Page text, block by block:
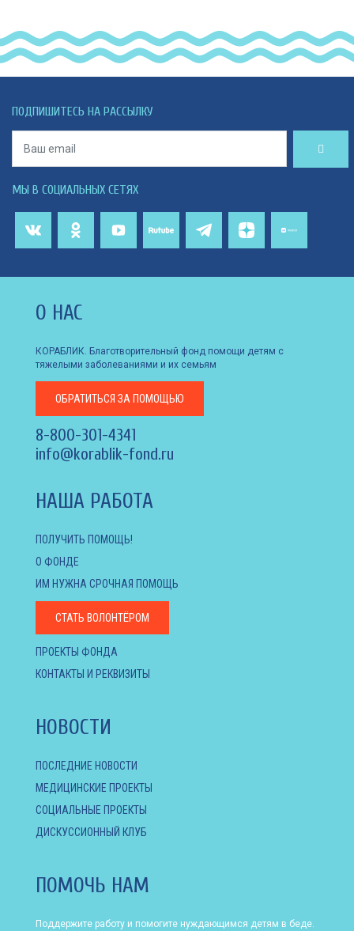
ПОДПИШИТЕСЬ НА РАССЫЛКУ
МЫ В СОЦИАЛЬНЫХ СЕТЯХ
О НАС
КОРАБЛИК. Благотворительный фонд помощи детям с
тяжелыми заболеваниями и их семьям
ОБРАТИТЬСЯ ЗА ПОМОЩЬЮ
8-800-301-4341
info@korablik-fond.ru
НАША РАБОТА
ПОЛУЧИТЬ ПОМОЩЬ!
О ФОНДЕ
ИМ НУЖНА СРОЧНАЯ ПОМОЩЬ
СТАТЬ ВОЛОНТЁРОМ
ПРОЕКТЫ ФОНДА
КОНТАКТЫ И РЕКВИЗИТЫ
НОВОСТИ
ПОСЛЕДНИЕ НОВОСТИ
МЕДИЦИНСКИЕ ПРОЕКТЫ
СОЦИАЛЬНЫЕ ПРОЕКТЫ
ДИСКУССИОННЫЙ КЛУБ
ПОМОЧЬ НАМ
Поддержите работу и помогите нуждающимся детям в беде.